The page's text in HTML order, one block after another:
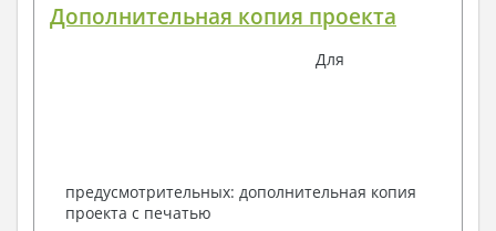
Дополнительная копия проекта
Для
предусмотрительных: дополнительная копия
проекта с печатью